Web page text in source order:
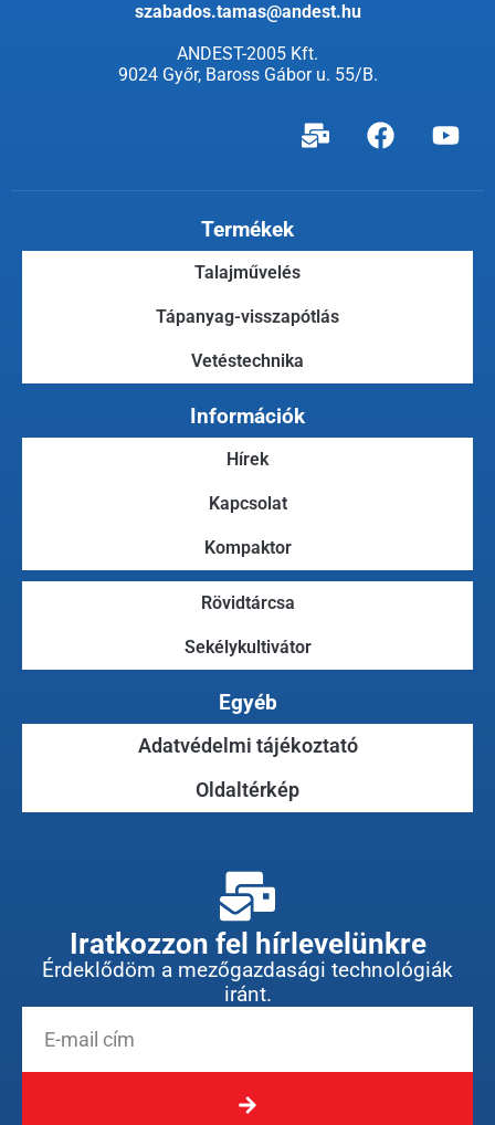
szabados.tamas@andest.hu
ANDEST-2005 Kft.
9024 Győr, Baross Gábor u. 55/B.
Termékek
Talajművelés
Tápanyag-visszapótlás
Vetéstechnika
Információk
Hírek
Kapcsolat
Kompaktor
Rövidtárcsa
Sekélykultivátor
Egyéb
Adatvédelmi tájékoztató
Oldaltérkép
Iratkozzon fel hírlevelünkre
Érdeklődöm a mezőgazdasági technológiák
iránt.